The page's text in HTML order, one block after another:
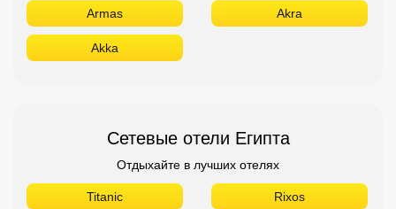
Novotel Movenpick
Jaz Hilton